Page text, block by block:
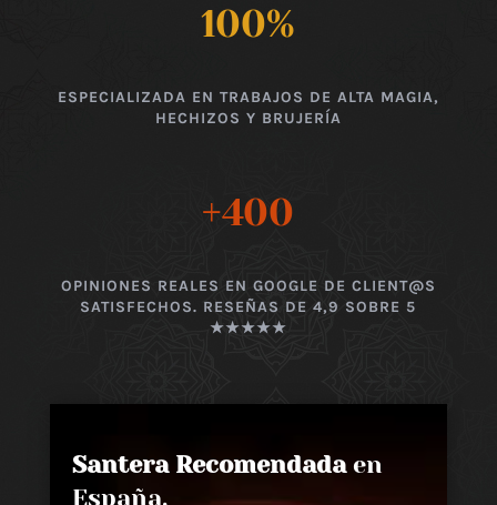
100%
ESPECIALIZADA EN TRABAJOS DE ALTA MAGIA,
HECHIZOS Y BRUJERÍA
+400
OPINIONES REALES EN GOOGLE DE CLIENT@S
SATISFECHOS. RESEÑAS DE 4,9 SOBRE 5
★★★★★
Santera Recomendadaen
España,